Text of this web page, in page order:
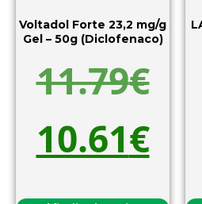
Voltadol Forte 23,2 mg/g
Gel – 50g (Diclofenaco)
11.79€
10.61€